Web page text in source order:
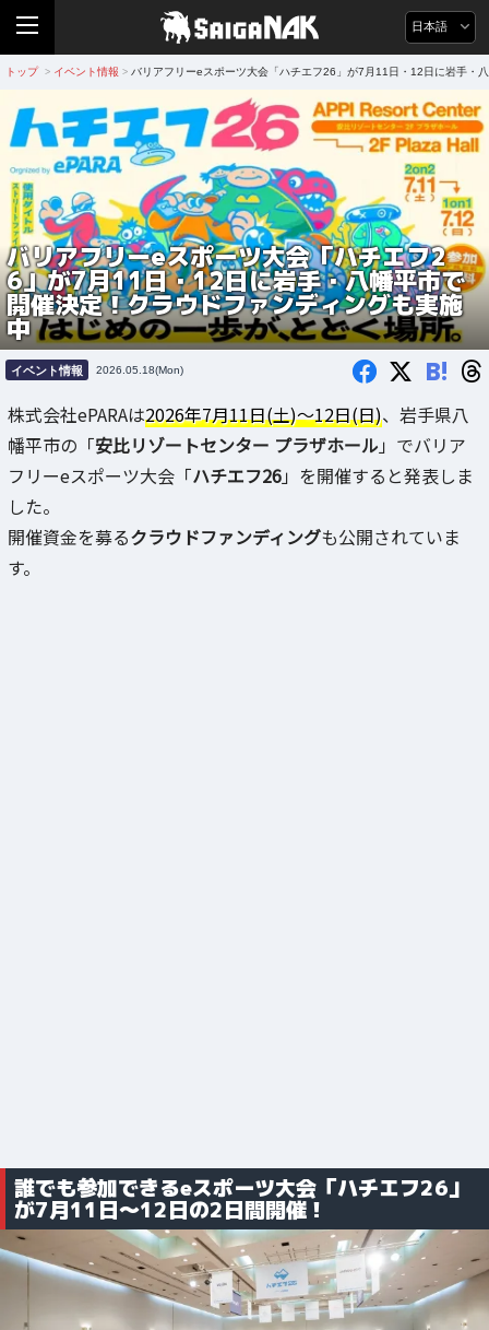
日本語
トップ > イベント情報 > バリアフリーeスポーツ大会「ハチエフ26」が7月11日・12日に岩手・
バリアフリーeスポーツ大会「ハチエフ2
6」が7月11日・12日に岩手・八幡平市で
開催決定！クラウドファンディングも実施
中
イベント情報 2026.05.18(Mon) B!
株式会社ePARAは2026年7月11日(土)～12日(日)、岩手県八
幡平市の「安比リゾートセンター プラザホール」でバリア
フリーeスポーツ大会「ハチエフ26」を開催すると発表しま
した。
開催資金を募るクラウドファンディングも公開されていま
す。
誰でも参加できるeスポーツ大会「ハチエフ26」
が7月11日～12日の2日間開催！